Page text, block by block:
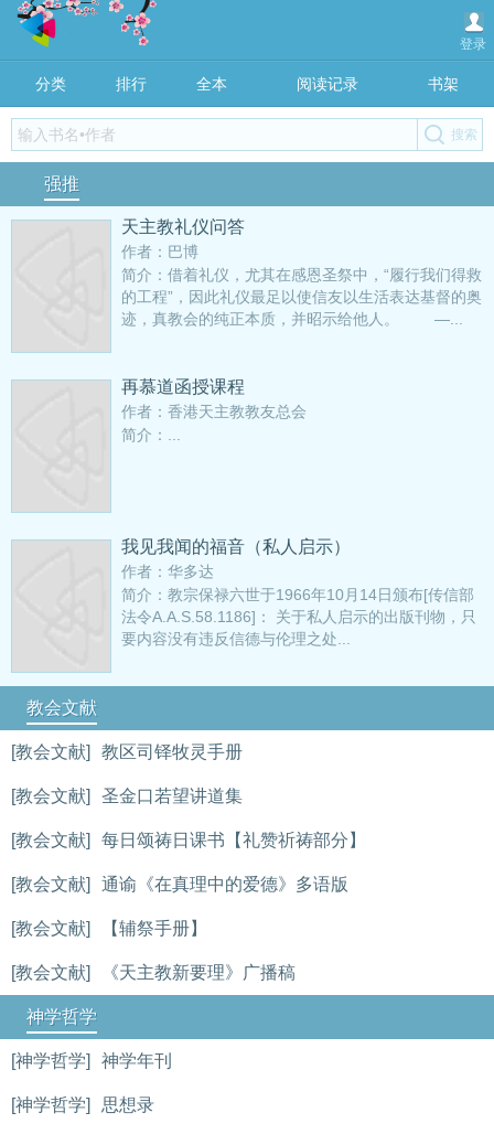
登录
分类 排行 全本 阅读记录 书架
强推
天主教礼仪问答
作者：巴博
简介：借着礼仪，尤其在感恩圣祭中，“履行我们得救
的工程”，因此礼仪最足以使信友以生活表达基督的奥
迹，真教会的纯正本质，并昭示给他人。 —...
再慕道函授课程
作者：香港天主教教友总会
简介：...
我见我闻的福音（私人启示）
作者：华多达
简介：教宗保禄六世于1966年10月14日颁布[传信部
法令A.A.S.58.1186]： 关于私人启示的出版刊物，只
要内容没有违反信德与伦理之处...
教会文献
[教会文献] 教区司铎牧灵手册
[教会文献] 圣金口若望讲道集
[教会文献] 每日颂祷日课书【礼赞祈祷部分】
[教会文献] 通谕《在真理中的爱德》多语版
[教会文献] 【辅祭手册】
[教会文献] 《天主教新要理》广播稿
神学哲学
[神学哲学] 神学年刊
[神学哲学] 思想录